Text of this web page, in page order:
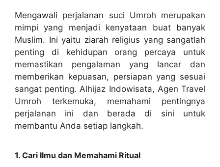
Mengawali perjalanan suci Umroh merupakan
mimpi yang menjadi kenyataan buat banyak
Muslim. Ini yaitu ziarah religius yang sangatlah
penting di kehidupan orang percaya untuk
memastikan pengalaman yang lancar dan
memberikan kepuasan, persiapan yang sesuai
sangat penting. Alhijaz Indowisata, Agen Travel
Umroh terkemuka, memahami pentingnya
perjalanan ini dan berada di sini untuk
membantu Anda setiap langkah.
1. Cari Ilmu dan Memahami Ritual